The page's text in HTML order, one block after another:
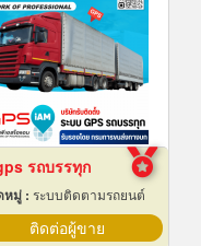
รถบรรทุก
หมู่ : ระบบติดตามรถยนต์
ติดต่อผู้ขาย